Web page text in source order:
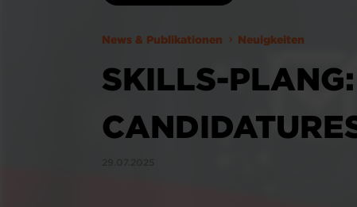
News & Publikationen Neuigkeiten
SKILLS-